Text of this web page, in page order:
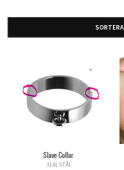
SORTERA
Slave Collar
316L STÅL